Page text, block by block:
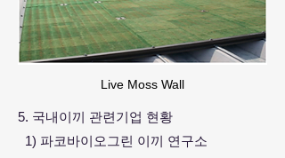
Live Moss Wall
5. 국내이끼 관련기업 현황
1) 파코바이오그린 이끼 연구소